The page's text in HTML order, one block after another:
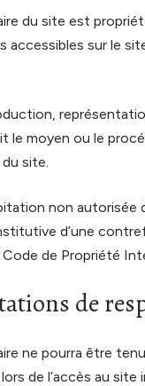
du site est
accessibles sur le
le moyen ou le
site.
non autorisée
d’une
de Propriété
de
ne pourra être
lors de l’accès au